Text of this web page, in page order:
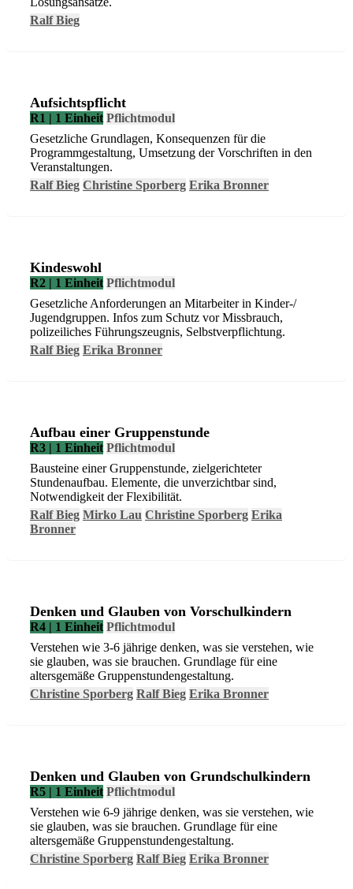
Ralf Bieg
Aufsichtspflicht
R1 | 1 Einheit Pflichtmodul
Gesetzliche Grundlagen, Konsequenzen für die
Programmgestaltung, Umsetzung der Vorschriften in den
Veranstaltungen.
Ralf Bieg Christine Sporberg Erika Bronner
Kindeswohl
R2 | 1 Einheit Pflichtmodul
Gesetzliche Anforderungen an Mitarbeiter in Kinder-/
Jugendgruppen. Infos zum Schutz vor Missbrauch,
polizeiliches Führungszeugnis, Selbstverpflichtung.
Ralf Bieg Erika Bronner
Aufbau einer Gruppenstunde
R3 | 1 Einheit Pflichtmodul
Bausteine einer Gruppenstunde, zielgerichteter
Stundenaufbau. Elemente, die unverzichtbar sind,
Notwendigkeit der Flexibilität.
Ralf Bieg Mirko Lau Christine Sporberg Erika
Bronner
Denken und Glauben von Vorschulkindern
R4 | 1 Einheit Pflichtmodul
Verstehen wie 3-6 jährige denken, was sie verstehen, wie
sie glauben, was sie brauchen. Grundlage für eine
altersgemäße Gruppenstundengestaltung.
Christine Sporberg Ralf Bieg Erika Bronner
Denken und Glauben von Grundschulkindern
R5 | 1 Einheit Pflichtmodul
Verstehen wie 6-9 jährige denken, was sie verstehen, wie
sie glauben, was sie brauchen. Grundlage für eine
altersgemäße Gruppenstundengestaltung.
Christine Sporberg Ralf Bieg Erika Bronner